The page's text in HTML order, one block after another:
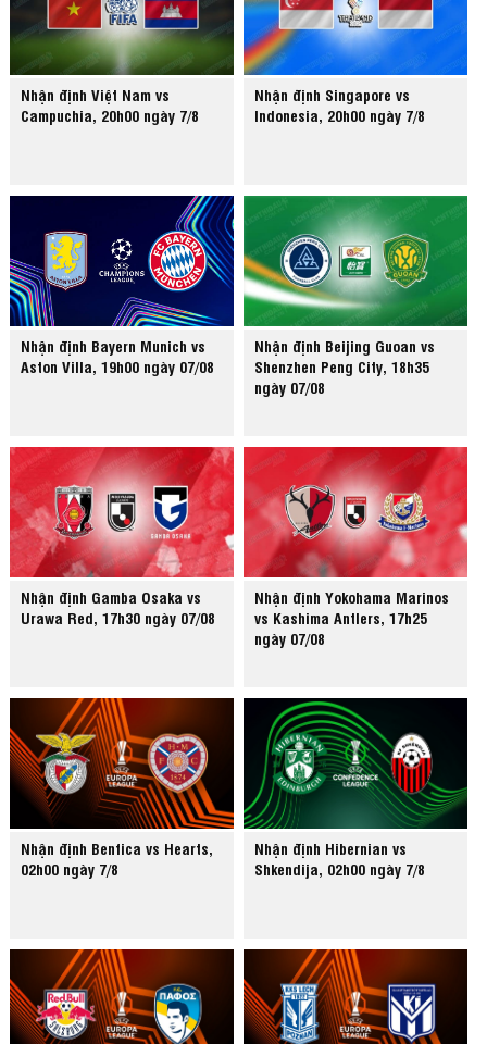
Nhận định Việt Nam vs
Campuchia, 20h00 ngày 7/8
Nhận định Singapore vs
Indonesia, 20h00 ngày 7/8
Nhận định Bayern Munich vs
Aston Villa, 19h00 ngày 07/08
Nhận định Beijing Guoan vs
Shenzhen Peng City, 18h35
ngày 07/08
Nhận định Gamba Osaka vs
Urawa Red, 17h30 ngày 07/08
Nhận định Yokohama Marinos
vs Kashima Antlers, 17h25
ngày 07/08
Nhận định Benfica vs Hearts,
02h00 ngày 7/8
Nhận định Hibernian vs
Shkendija, 02h00 ngày 7/8